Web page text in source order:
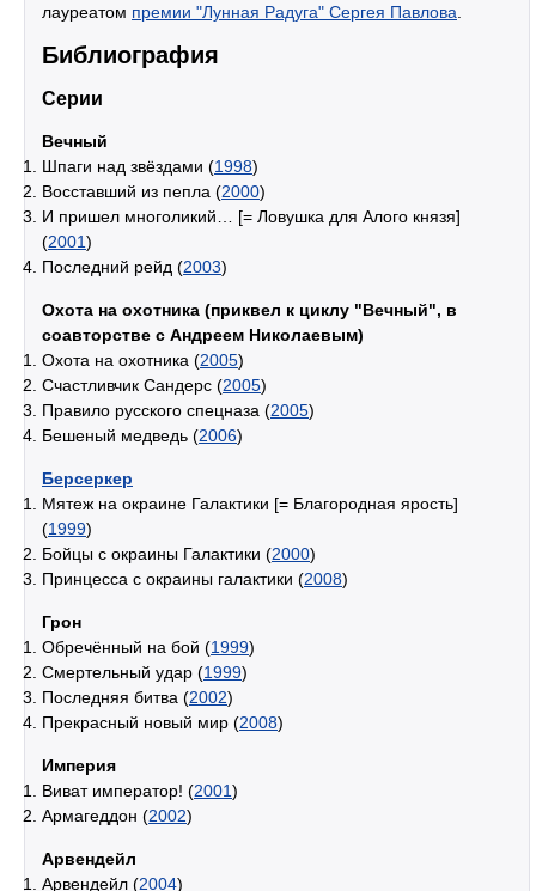
лауреатом премии "Лунная Радуга" Сергея Павлова
Библиография
Серии
Вечный
Шпаги над звёздами (1998)
Восставший из пепла (2000)
И пришел многоликий… [= Ловушка для Алого князя]
(2001)
Последний рейд (2003)
Охота на охотника (приквел к циклу "Вечный", в
соавторстве с Андреем Николаевым)
Охота на охотника (2005)
Счастливчик Сандерс (2005)
Правило русского спецназа (2005)
Бешеный медведь (2006)
Берсеркер
Мятеж на окраине Галактики [= Благородная ярость]
(1999)
Бойцы с окраины Галактики (2000)
Принцесса с окраины галактики (2008)
Грон
Обречённый на бой (1999)
Смертельный удар (1999)
Последняя битва (2002)
Прекрасный новый мир (2008)
Империя
Виват император! (2001)
Армагеддон (2002)
Арвендейл
Арвендейл (2004)